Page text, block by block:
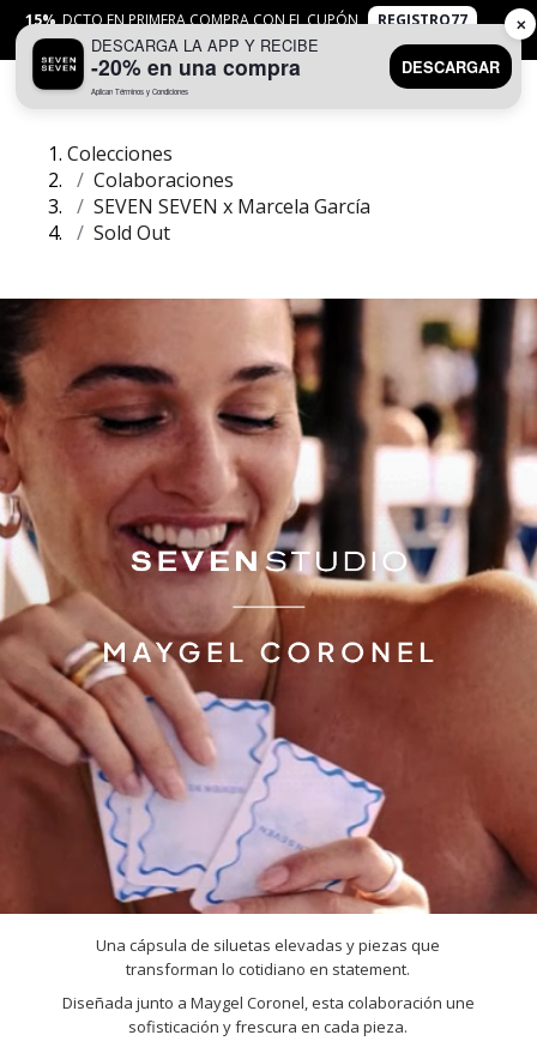
15% DCTO EN PRIMERA COMPRA CON EL CUPÓN
REGISTRO77
APLICANTYC
Colecciones
Colaboraciones
SEVEN SEVEN x Marcela García
Sold Out
Una cápsula de siluetas elevadas y piezas que
transforman lo cotidiano en statement.
Diseñada junto a Maygel Coronel, esta colaboración une
sofisticación y frescura en cada pieza.
DESCARGA LA APP Y RECIBE
-20% en una compra
Aplican Términos y Condiciones
DESCARGAR
✕